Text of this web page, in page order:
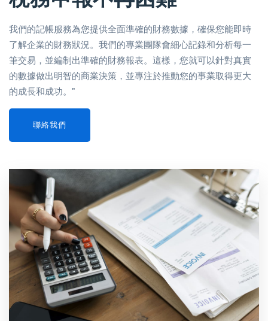
我們的記帳服務為您提供全面準確的財務數據，確保您能即時
了解企業的財務狀況。我們的專業團隊會細心記錄和分析每一
筆交易，並編制出準確的財務報表。這樣，您就可以針對真實
的數據做出明智的商業決策，並專注於推動您的事業取得更大
的成長和成功。"
聯絡我們